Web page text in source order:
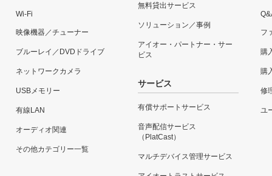
Wi-Fi
映像機器／チューナー
ブルーレイ／DVDドライブ
ネットワークカメラ
USBメモリー
有線LAN
オーディオ関連
その他カテゴリー一覧
無料貸出サービス
ソリューション／事例
アイオー・パートナー・サー
ビス
サービス
有償サポートサービス
音声配信サービス
（PlatCast）
マルチデバイス管理サービス
フ
購
購
修
ユ